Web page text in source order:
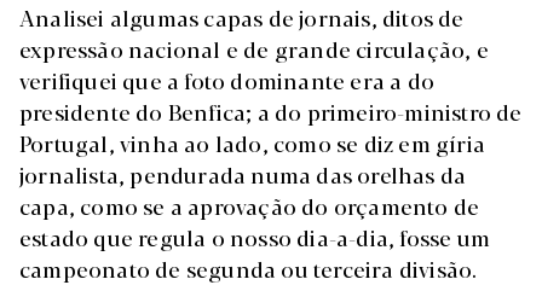
Analisei algumas capas de jornais, ditos de
expressão nacional e de grande circulação, e
verifiquei que a foto dominante era a do
presidente do Benfica; a do primeiro-ministro de
Portugal, vinha ao lado, como se diz em gíria
jornalista, pendurada numa das orelhas da
capa, como se a aprovação do orçamento de
estado que regula o nosso dia-a-dia, fosse um
campeonato de segunda ou terceira divisão.